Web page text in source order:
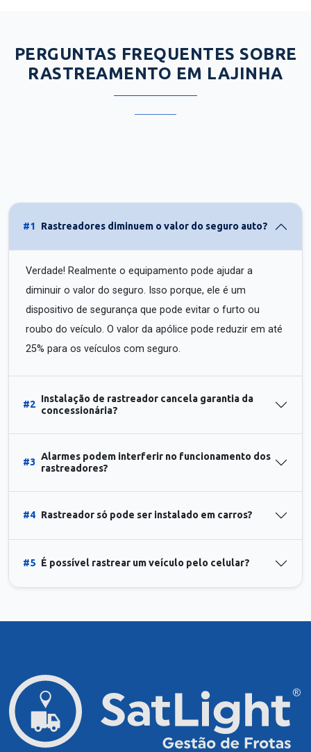
PERGUNTAS FREQUENTES SOBRE
RASTREAMENTO EM LAJINHA
#1 Rastreadores diminuem o valor do seguro auto?
Verdade! Realmente o equipamento pode ajudar a
diminuir o valor do seguro. Isso porque, ele é um
dispositivo de segurança que pode evitar o furto ou
roubo do veículo. O valor da apólice pode reduzir em até
25% para os veículos com seguro.
#2
Instalação de rastreador cancela garantia da
concessionária?
#3
Alarmes podem interferir no funcionamento dos
rastreadores?
#4 Rastreador só pode ser instalado em carros?
#5 É possível rastrear um veículo pelo celular?